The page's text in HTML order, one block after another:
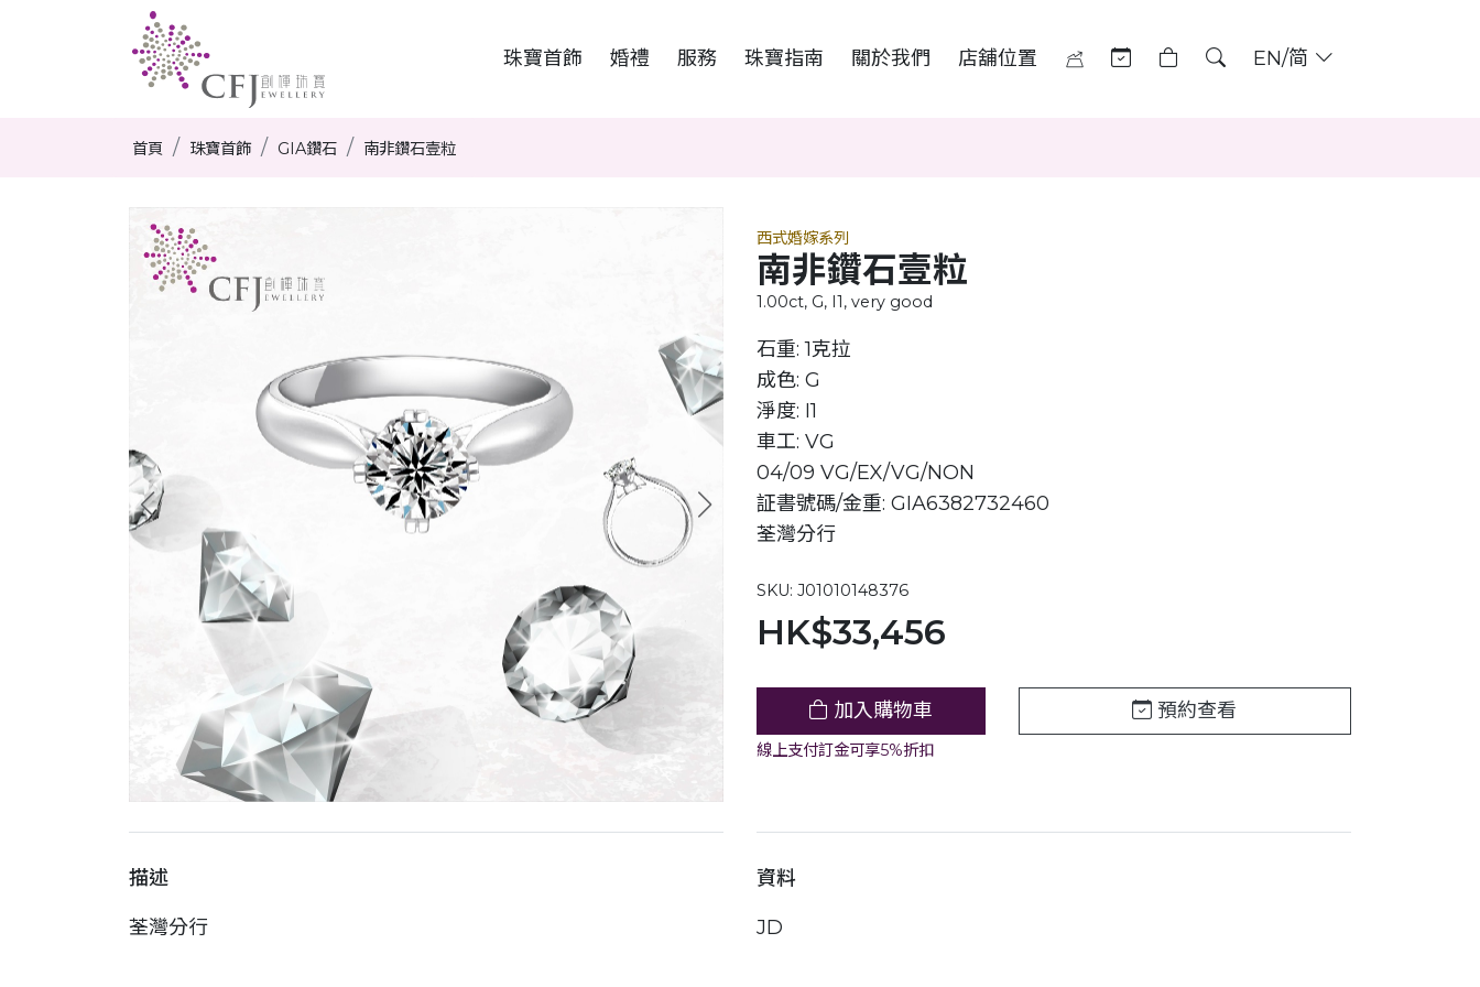
珠寶首飾 婚禮 服務 珠寶指南 關於我們 店舖位置 EN/简
首頁 珠寶首飾 GIA鑽石 南非鑽石壹粒
西式婚嫁系列
南非鑽石壹粒
1.00ct, G, I1, very good
石重: 1克拉
成色: G
淨度: I1
車工: VG
04/09 VG/EX/VG/NON
証書號碼/金重: GIA6382732460
荃灣分行
SKU: J01010148376
HK$33,456
加入購物車
線上支付訂金可享5%折扣
預約查看
描述
荃灣分行
資料
JD